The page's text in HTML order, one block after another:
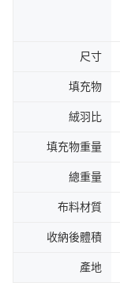
尺寸
填充物
絨羽比
填充物重量
總重量
布料材質
收納後體積
產地